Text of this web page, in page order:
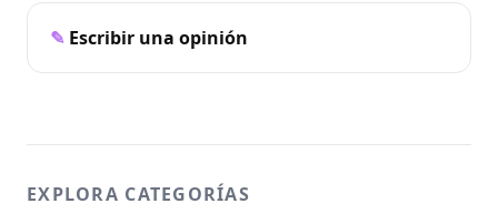
Escribir una opinión
EXPLORA CATEGORÍAS